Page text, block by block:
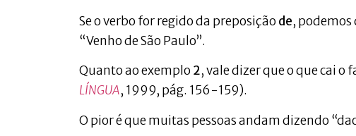
Se o verbo for regido da preposição de, podemos
“Venho de São Paulo”.
Quanto ao exemplo 2, vale dizer que o que cai o
LÍNGUA, 1999, pág. 156-159).
O pior é que muitas pessoas andam dizendo